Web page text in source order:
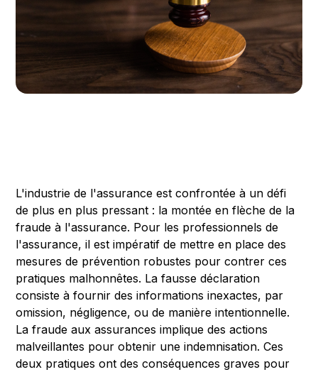
L'industrie de l'assurance est confrontée à un défi
de plus en plus pressant : la montée en flèche de la
fraude à l'assurance. Pour les professionnels de
l'assurance, il est impératif de mettre en place des
mesures de prévention robustes pour contrer ces
pratiques malhonnêtes. La fausse déclaration
consiste à fournir des informations inexactes, par
omission, négligence, ou de manière intentionnelle.
La fraude aux assurances implique des actions
malveillantes pour obtenir une indemnisation. Ces
deux pratiques ont des conséquences graves pour